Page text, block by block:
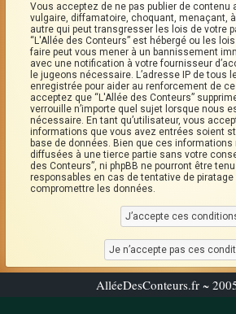
Vous acceptez de ne pas publier de contenu
vulgaire, diffamatoire, choquant, menaçant,
autre qui peut transgresser les lois de votre
“L'Allée des Conteurs” est hébergé ou les
faire peut vous mener à un bannissement
avec une notification à votre fournisseur
le jugeons nécessaire. L’adresse IP de tous
enregistrée pour aider au renforcement de
acceptez que “L'Allée des Conteurs”
verrouille n’importe quel sujet lorsque nous
nécessaire. En tant qu’utilisateur, vous
informations que vous avez entrées soient
base de données. Bien que ces informations
diffusées à une tierce partie sans votre
des Conteurs”, ni phpBB ne pourront être
responsables en cas de tentative de piratage
compromettre les données.
AlléeDesConteurs.fr ~